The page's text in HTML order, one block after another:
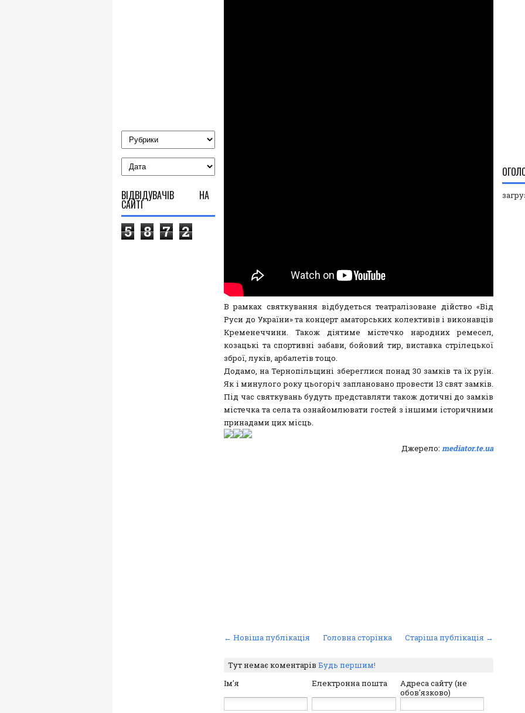
В рамках святкування відбудеться театралізоване дійство «Від
Руси до України» та концерт аматорських колективів і виконавців
Кременеччини. Також діятиме містечко народних ремесел,
козацькі та спортивні забави, бойовий тир, виставка стрілецької
зброї, луків, арбалетів тощо.
Додамо, на Тернопільщині збереглися понад 30 замків та їх руїн.
Як і минулого року цьогоріч заплановано провести 13 свят замків.
Під час святкувань будуть представляти також дотичні до замків
містечка та села та ознайомлювати гостей з іншими історичними
принадами цих місць.
Джерело: mediator.te.ua
← Новіша публікація Старіша публікація →
Головна сторінка
Тут немає коментарів Будь першим!
Ім'я
Електронна пошта
Адреса сайту (не
обов'язково)
ВІДВІДУВАЧІВ НА
САЙТІ
5 8 7 2